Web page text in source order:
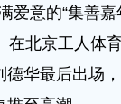
爱意的“集善
在北京工人体
德华最后出场